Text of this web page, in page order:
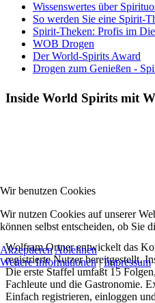
Wissenswertes über
So werden Sie eine Spirit-
Spirit-Theken: Profis im
WOB Drogen
Der World-Spirits Award
Drogen zum Genießen -
Inside World Spirits mit
Wolfram Ortner entwickelt das
registrierte Nutzer bereitgestellt.
Die erste Staffel umfaßt 15
Fachleute und die Gastronomie.
Einfach registrieren, einloggen
Wir benutzen Cookies
Wir nutzen Cookies auf unserer
können selbst entscheiden, ob Sie
AkzeptierenAblehnen
Weitere Informationen|Impressum